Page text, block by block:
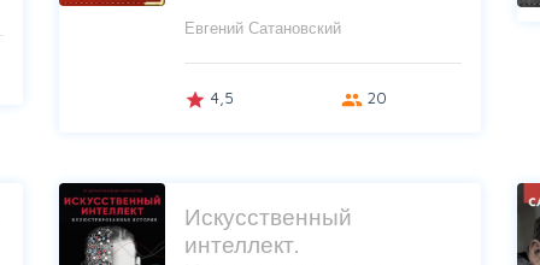
Евгений Сатановский
grade 4,5 group 20
Искусственный
интеллект.